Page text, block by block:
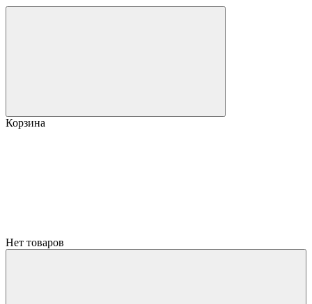
Корзина
Нет товаров